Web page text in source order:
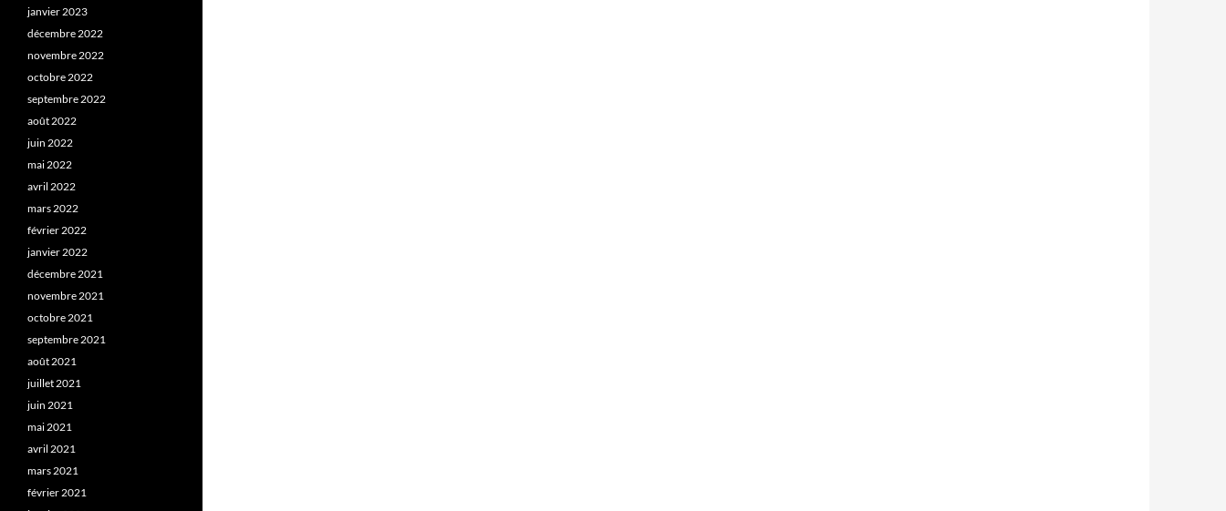
janvier 2023
décembre 2022
novembre 2022
octobre 2022
septembre 2022
août 2022
juin 2022
mai 2022
avril 2022
mars 2022
février 2022
janvier 2022
décembre 2021
novembre 2021
octobre 2021
septembre 2021
août 2021
juillet 2021
juin 2021
mai 2021
avril 2021
mars 2021
février 2021